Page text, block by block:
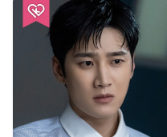
อันโบฮยอน อัปเกรดเ
X Cop 2 พร้อมคู่หูคน
ByTANTARATOn03/08/2026